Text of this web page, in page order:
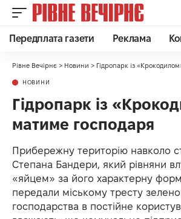
Передплата газети Реклама
Рівне Вечірнє > Новини > Гідропарк із
НОВИНИ
Гідропарк із
матиме господаря
Прибережну територію навколо
Степана Бандери, який рівняни
«яйцем» за його характерну
передали міському тресту
господарства в постійне